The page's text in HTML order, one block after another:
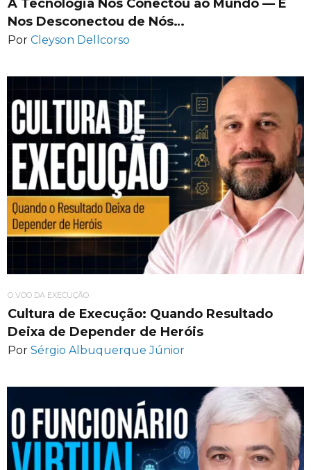
A Tecnologia Nos Conectou ao Mundo — E
Nos Desconectou de Nós…
Por Cleyson Dellcorso
O VOO DA EXECUÇÃO
Cultura de Execução: Quando Resultado
Deixa de Depender de Heróis
Por Sérgio Albuquerque Júnior